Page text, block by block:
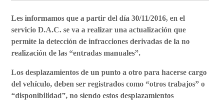
Les informamos que a partir del día 30/11/2016, en el
servicio D.A.C. se va a realizar una actualización que
permite la detección de infracciones derivadas de la no
realización de las “entradas manuales”.
Los desplazamientos de un punto a otro para hacerse cargo
del vehículo, deben ser registrados como “otros trabajos” o
“disponibilidad”, no siendo estos desplazamientos